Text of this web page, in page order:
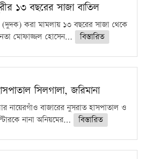
১৩ বছরের সাজা বাতিল
(দুদক) করা মামলায় ১৩ বছরের সাজা থেকে
মোফাজ্জল হোসেন...
বিস্তারিত
সিলগালা, জরিমানা
নায়েরগাঁও বাজারের নুসরাত হাসপাতাল ও
নানা অনিয়মের...
বিস্তারিত